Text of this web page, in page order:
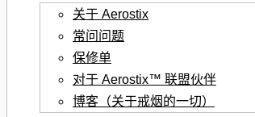
关于 Aerostix
常问问题
保修单
对于 Aerostix™ 联盟伙伴
博客（关于戒烟的一切）